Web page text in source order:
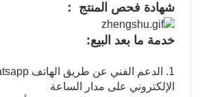
شهادة فحص المنتج ：
خدمة ما بعد البيع:
الإلكتروني على مدار الساعة